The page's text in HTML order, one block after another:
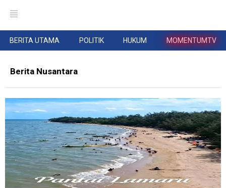
BERITA UTAMA POLITIK HUKUM MOMENTUMTV
Berita Nusantara